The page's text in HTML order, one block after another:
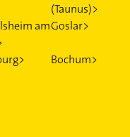
(Taunus)>
amGoslar>
Bochum>